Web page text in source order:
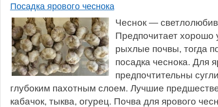
Посадка ярового чеснока
Чеснок —
Предпочитает хорошо
рыхлые почвы, тогда
посадка чеснока. Для
предпочтительны
глубоким пахотным слоем. Лучшие
кабачок, тыква, огурец. Почва для ярового